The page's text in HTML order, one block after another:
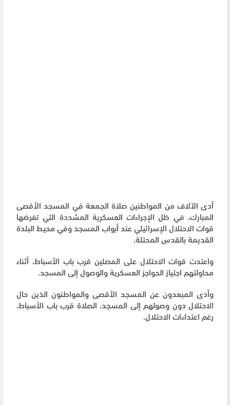
أدى الآلاف من المواطنين صلاة الجمعة في المسجد الأقصى
المبارك، في ظل الإجراءات العسكرية المشددة التي تفرضها
قوات الاحتلال الإسرائيلي عند أبواب المسجد وفي محيط البلدة
القديمة بالقدس المحتلة.
واعتدت قوات الاحتلال على المصلين قرب باب الأسباط، أثناء
محاولتهم اجتياز الحواجز العسكرية والوصول إلى المسجد.
وأدى المبعدون عن المسجد الأقصى والمواطنون الذين حال
الاحتلال دون وصولهم إلى المسجد، الصلاة قرب باب الأسباط،
رغم اعتداءات الاحتلال.